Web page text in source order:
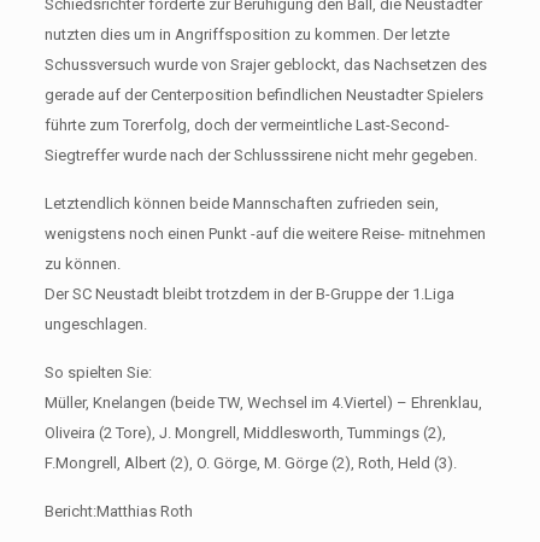
Schiedsrichter forderte zur Beruhigung den Ball, die Neustadter
nutzten dies um in Angriffsposition zu kommen. Der letzte
Schussversuch wurde von Srajer geblockt, das Nachsetzen des
gerade auf der Centerposition befindlichen Neustadter Spielers
führte zum Torerfolg, doch der vermeintliche Last-Second-
Siegtreffer wurde nach der Schlusssirene nicht mehr gegeben.
Letztendlich können beide Mannschaften zufrieden sein,
wenigstens noch einen Punkt -auf die weitere Reise- mitnehmen
zu können.
Der SC Neustadt bleibt trotzdem in der B-Gruppe der 1.Liga
ungeschlagen.
So spielten Sie:
Müller, Knelangen (beide TW, Wechsel im 4.Viertel) – Ehrenklau,
Oliveira (2 Tore), J. Mongrell, Middlesworth, Tummings (2),
F.Mongrell, Albert (2), O. Görge, M. Görge (2), Roth, Held (3).
Bericht:Matthias Roth